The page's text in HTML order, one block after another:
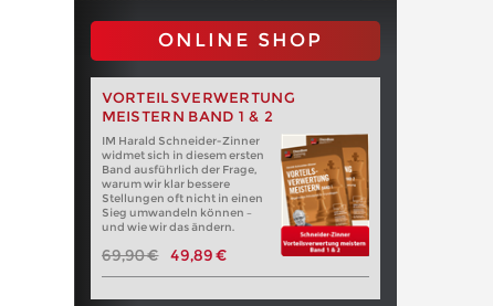
ONLINE SHOP
VORTEILSVERWERTUNG
MEISTERN BAND 1 & 2
IM Harald Schneider-Zinner
widmet sich in diesem ersten
Band ausführlich der Frage,
warum wir klar bessere
Stellungen oft nicht in einen
Sieg umwandeln können –
und wie wir das ändern.
69,90 € 49,89 €